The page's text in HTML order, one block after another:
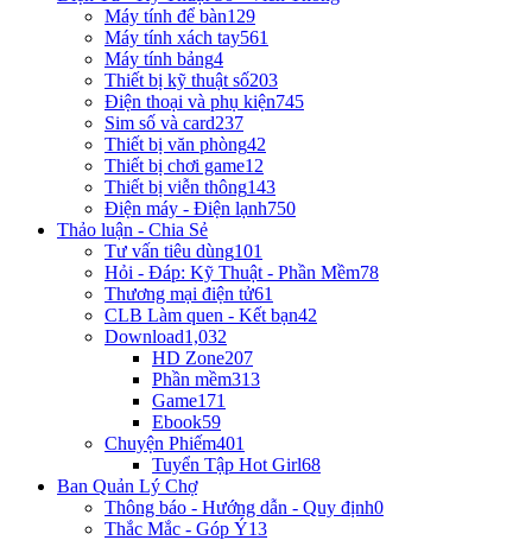
Máy tính để bàn129
Máy tính xách tay561
Máy tính bảng4
Thiết bị kỹ thuật số203
Điện thoại và phụ kiện745
Sim số và card237
Thiết bị văn phòng42
Thiết bị chơi game12
Thiết bị viễn thông143
Điện máy - Điện lạnh750
Thảo luận - Chia Sẻ
Tư vấn tiêu dùng101
Hỏi - Đáp: Kỹ Thuật - Phần Mềm78
Thương mại điện tử61
CLB Làm quen - Kết bạn42
Download1,032
HD Zone207
Phần mềm313
Game171
Ebook59
Chuyện Phiếm401
Tuyển Tập Hot Girl68
Ban Quản Lý Chợ
Thông báo - Hướng dẫn - Quy định0
Thắc Mắc - Góp Ý13